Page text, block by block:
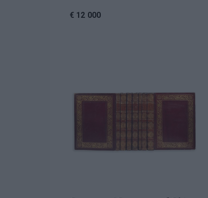
€ 12 000